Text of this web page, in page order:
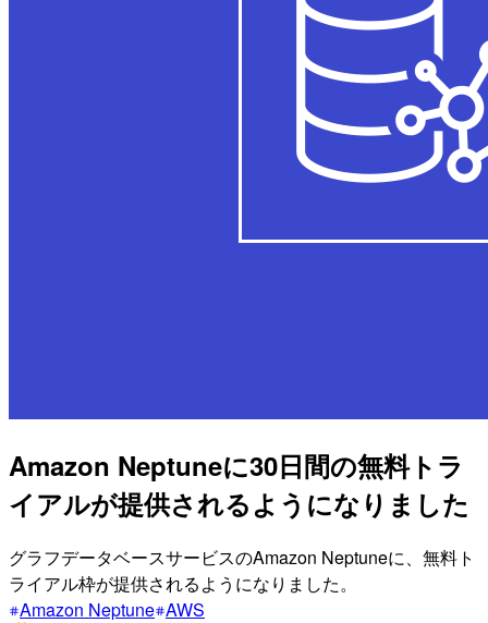
Amazon Neptuneに30日間の無料トラ
イアルが提供されるようになりました
グラフデータベースサービスのAmazon Neptuneに、無料ト
ライアル枠が提供されるようになりました。
Amazon Neptune AWS